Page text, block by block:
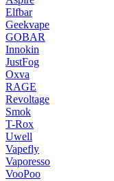
Elfbar
Geekvape
GOBAR
Innokin
JustFog
Oxva
RAGE
Revoltage
Smok
T-Rox
Uwell
Vapefly
Vaporesso
VooPoo